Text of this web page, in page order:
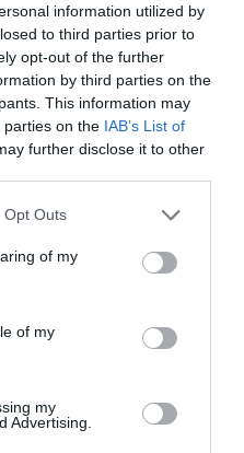
information utilized by
to third parties prior to
opt-out of the further
by third parties on the
This information may
parties on the IAB’s List of
further disclose it to other
uses one or more Google
behaviour. You may click to
and its third-party tags to
purposes in below Google
Opt Outs
of my
of my
my
Advertising.
ώρα για το μικρό
την ωραία βραδιά.
μια από το Βορρά μέχρι το
το καταλαβαίνουν…